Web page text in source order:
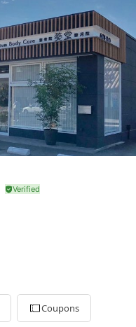
Coupons